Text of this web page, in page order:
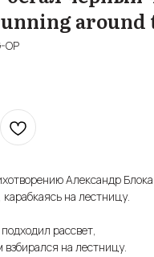
around
OP
Александр
на лестницу.
рассвет,
взбирался на лестницу.